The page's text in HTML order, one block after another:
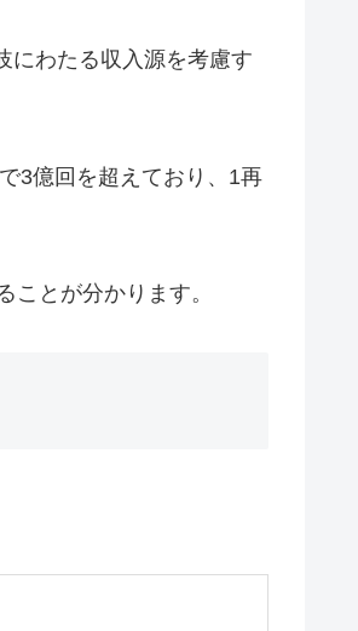
にわたる収入源を考慮す
3億回を超えており、1再
とが分かります。